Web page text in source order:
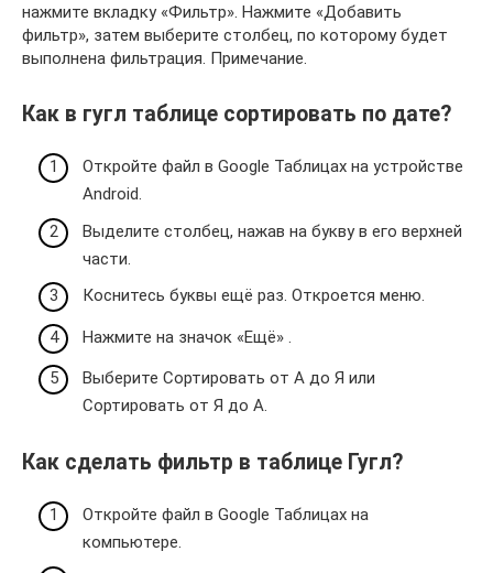
нажмите вкладку «Фильтр». Нажмите «Добавить
фильтр», затем выберите столбец, по которому будет
выполнена фильтрация. Примечание.
Как в гугл таблице сортировать по дате?
Откройте файл в Google Таблицах на устройстве
Android.
Выделите столбец, нажав на букву в его верхней
части.
Коснитесь буквы ещё раз. Откроется меню.
Нажмите на значок «Ещё» .
Выберите Сортировать от А до Я или
Сортировать от Я до А.
Как сделать фильтр в таблице Гугл?
Откройте файл в Google Таблицах на
компьютере.